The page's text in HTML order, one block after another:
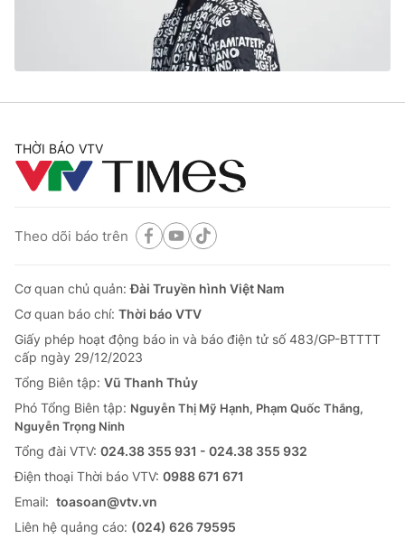
THỜI BÁO VTV
Theo dõi báo trên
Cơ quan chủ quản:Đài Truyền hình Việt Nam
Cơ quan báo chí: Thời báo VTV
Giấy phép hoạt động báo in và báo điện tử số 483/GP-BTTTT
cấp ngày 29/12/2023
Tổng Biên tập: Vũ Thanh Thủy
Phó Tổng Biên tập: Nguyễn Thị Mỹ Hạnh, Phạm Quốc Thắng,
Nguyễn Trọng Ninh
Tổng đài VTV: 024.38 355 931 - 024.38 355 932
Ðiện thoại Thời báo VTV: 0988 671 671
Email: toasoan@vtv.vn
Liên hệ quảng cáo: (024) 626 79595